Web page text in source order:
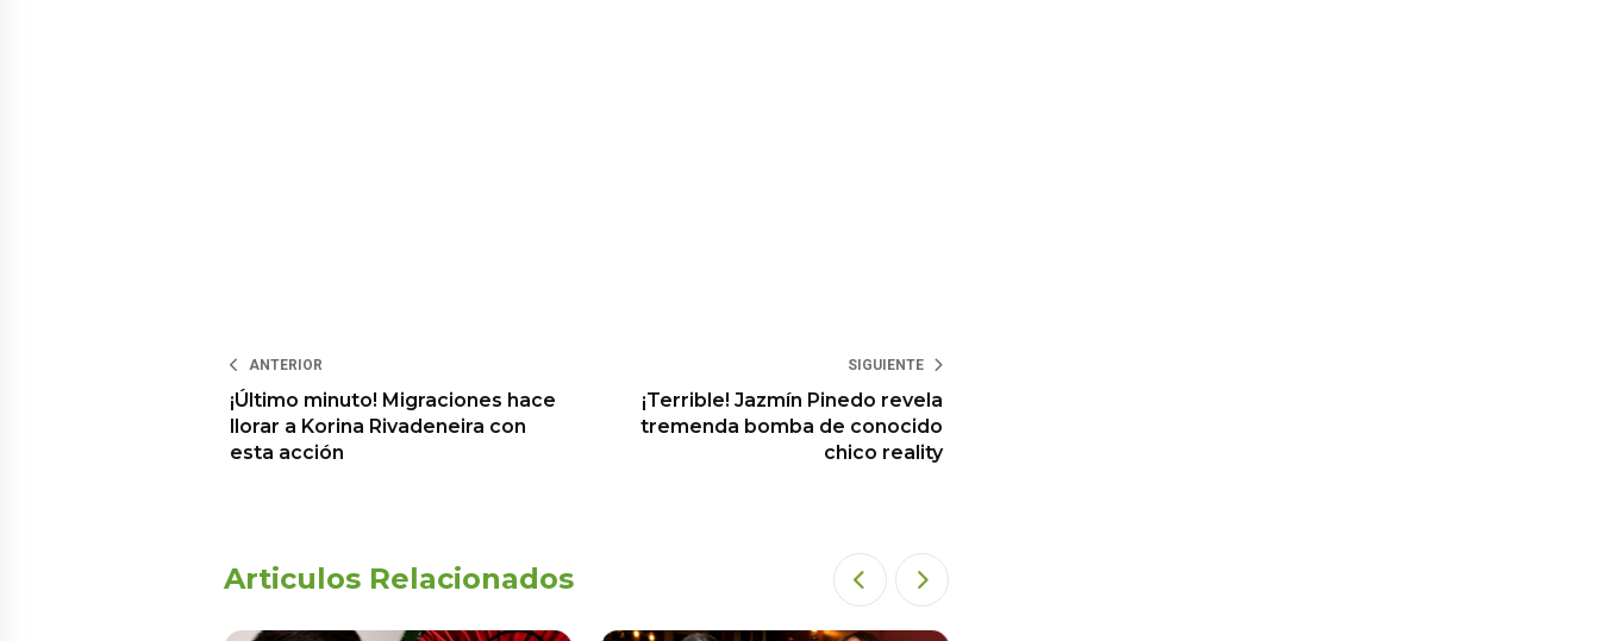
ANTERIOR
¡Último minuto! Migraciones hace
llorar a Korina Rivadeneira con
esta acción
SIGUIENTE
¡Terrible! Jazmín Pinedo revela
tremenda bomba de conocido
chico reality
Articulos Relacionados